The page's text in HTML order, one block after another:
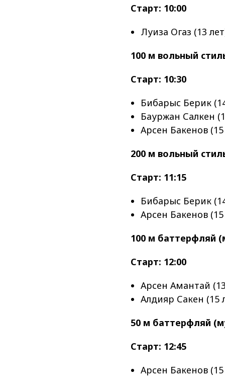
Старт: 10:00
Луиза Огаз (13
100 м вольный
Старт: 10:30
Бибарыс Берик
Бауржан Салкен
Арсен Бакенов (15
200 м вольный
Старт: 11:15
Бибарыс Берик
Арсен Бакенов (15
100 м баттерфляй
Старт: 12:00
Арсен Амантай
Алдияр Сакен (15
50 м баттерфляй
Старт: 12:45
Арсен Бакенов (15